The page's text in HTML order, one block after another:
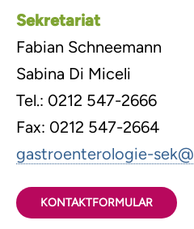
Sekretariat
Fabian Schneemann
Sabina Di Miceli
Tel.: 0212 547-2666
Fax: 0212 547-2664
gastroenterologie-sek@
KONTAKTFORMULAR